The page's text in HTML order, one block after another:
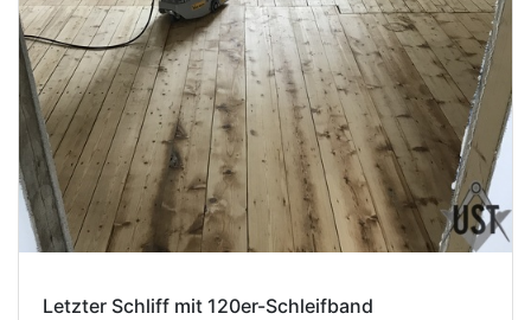
Letzter Schliff mit 120er-Schleifband